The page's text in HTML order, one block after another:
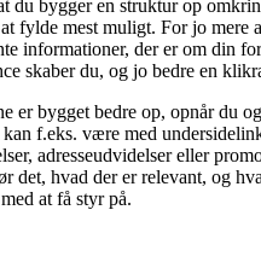
du bygger en struktur op
fylde mest muligt. For jo mere
informationer, der er om din
skaber du, og jo bedre en
er bygget bedre op, opnår du
f.eks. være med
adresseudvidelser eller
det, hvad der er relevant, og
at få styr på.